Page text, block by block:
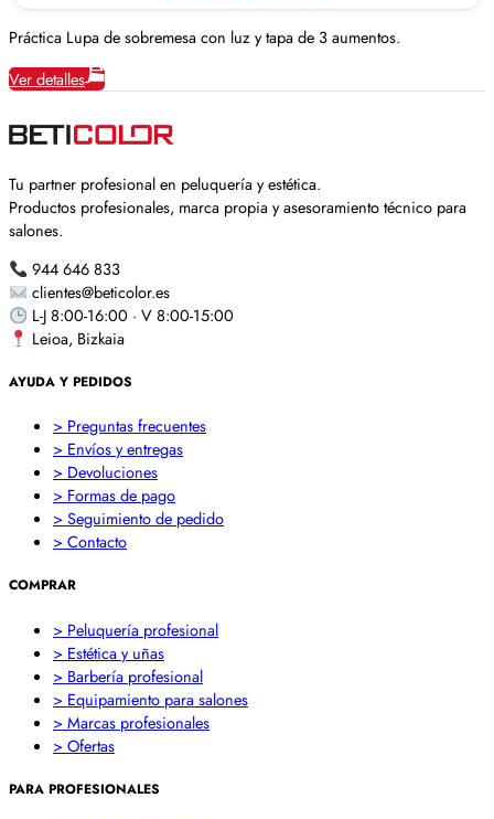
Práctica Lupa de sobremesa con luz y tapa de 3 aumentos.
Ver detalles
Tu partner profesional en peluquería y estética.
Productos profesionales, marca propia y asesoramiento técnico para
salones.
944 646 833
clientes@beticolor.es
L-J 8:00-16:00 · V 8:00-15:00
Leioa, Bizkaia
AYUDA Y PEDIDOS
> Preguntas frecuentes
> Envíos y entregas
> Devoluciones
> Formas de pago
> Seguimiento de pedido
> Contacto
COMPRAR
> Peluquería profesional
> Estética y uñas
> Barbería profesional
> Equipamiento para salones
> Marcas profesionales
> Ofertas
PARA PROFESIONALES